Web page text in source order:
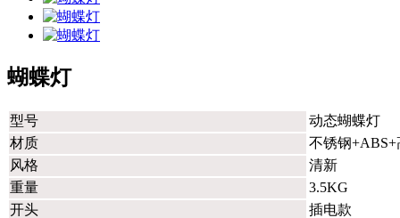
蝴蝶灯
型号
动态蝴蝶灯
材质
不锈钢
风格
清新
重量
3.5KG
开头
插电款